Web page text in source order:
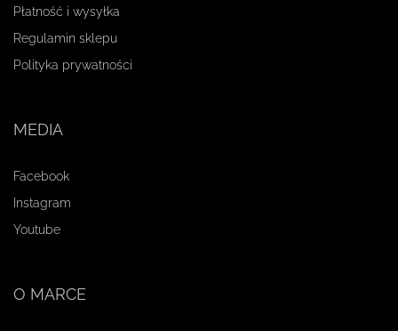
Płatność i wysyłka
Regulamin sklepu
Polityka prywatności
MEDIA
Facebook
Instagram
Youtube
O MARCE